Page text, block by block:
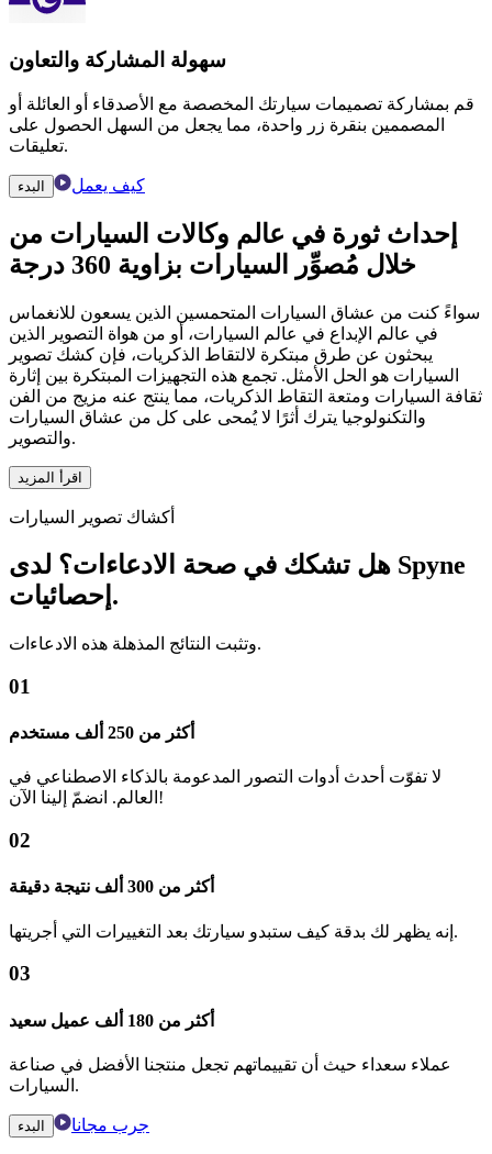
سهولة المشاركة والتعاون
قم بمشاركة تصميمات سيارتك المخصصة مع الأصدقاء أو العائلة أو
المصممين بنقرة زر واحدة، مما يجعل من السهل الحصول على
تعليقات.
البدء كيف يعمل
إحداث ثورة في عالم وكالات السيارات من
خلال مُصوِّر السيارات بزاوية 360 درجة
سواءً كنت من عشاق السيارات المتحمسين الذين يسعون للانغماس
في عالم الإبداع في عالم السيارات، أو من هواة التصوير الذين
يبحثون عن طرق مبتكرة لالتقاط الذكريات، فإن كشك تصوير
السيارات هو الحل الأمثل. تجمع هذه التجهيزات المبتكرة بين إثارة
ثقافة السيارات ومتعة التقاط الذكريات، مما ينتج عنه مزيج من الفن
والتكنولوجيا يترك أثرًا لا يُمحى على كل من عشاق السيارات
والتصوير.
اقرأ المزيد
أكشاك تصوير السيارات
هل تشكك في صحة الادعاءات؟ لدى Spyne
إحصائيات.
وتثبت النتائج المذهلة هذه الادعاءات.
01
أكثر من 250 ألف مستخدم
لا تفوّت أحدث أدوات التصور المدعومة بالذكاء الاصطناعي في
العالم. انضمّ إلينا الآن!
02
أكثر من 300 ألف نتيجة دقيقة
إنه يظهر لك بدقة كيف ستبدو سيارتك بعد التغييرات التي أجريتها.
03
أكثر من 180 ألف عميل سعيد
عملاء سعداء حيث أن تقييماتهم تجعل منتجنا الأفضل في صناعة
السيارات.
البدء جرب مجانا